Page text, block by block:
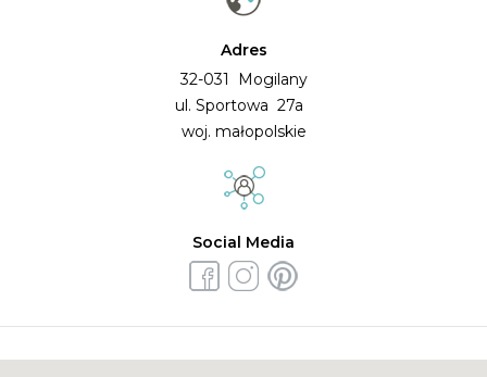
Adres
32-031 Mogilany
ul. Sportowa 27a
woj. małopolskie
Social Media